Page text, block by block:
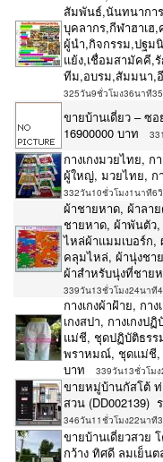
สัมพันธ์,นันทนาก
บุคลากร,กีฬาฮาเฮ
ผู้นำ,กิจกรรม,ปฐม
แย้ง,เชื่อมสามัคคี,
ทีม,อบรม,สัมมนา,
325วัน9ชั่วโมง36นาที
ขายบ้านเดี่ยว – ซอ
16900000 บาท
กางเกงมวยไทย, ก
ผู้ใหญ่, มวยไทย, ก
332วัน10ชั่วโมง1นาที6
ผ้าชายหาด, ผ้าลา
ชายหาด, ผ้าพันตัว
ไหล่ผ้าแมมเบอร์ก,
คลุมไหล่, ผ้านุ่งชา
ผ้าสำหรับนุ่งที่ชาย
339วัน13ชั่วโมง24นาที
กางเกงผ้าฝ้าย, กา
เกงสปา, กางเกง
แม่ชี, ชุดปฏิบัติธรร
พราหมณ์, ชุดแม่ชี,
บาท
339วัน13ชั่วโม
ขายหมู่บ้านกัสโต้​
สวน (DD002139)
346วัน11ชั่วโมง22นาที
ขายบ้านเดี่ยวสวย
กว้าง ทิศดี ลมเย็น